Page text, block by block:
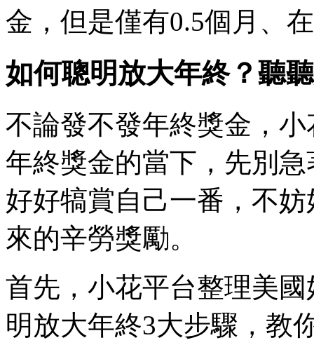
金，但是僅有0.5個月、
如何聰明放大年終？聽
不論發不發年終獎金，
年終獎金的當下，先別
好好犒賞自己一番，不
來的辛勞獎勵。
首先，小花平台整理美
明放大年終3大步驟，教